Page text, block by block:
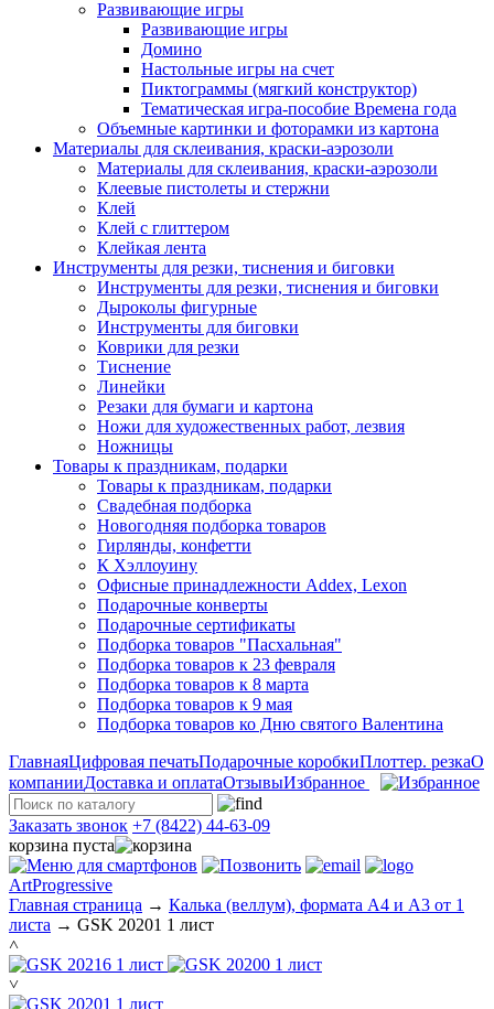
Развивающие игры
Развивающие игры
Домино
Настольные игры на счет
Пиктограммы (мягкий конструктор)
Тематическая игра-пособие Времена года
Объемные картинки и фоторамки из картона
Материалы для склеивания, краски-аэрозоли
Материалы для склеивания, краски-аэрозоли
Клеевые пистолеты и стержни
Клей
Клей с глиттером
Клейкая лента
Инструменты для резки, тиснения и биговки
Инструменты для резки, тиснения и биговки
Дыроколы фигурные
Инструменты для биговки
Коврики для резки
Тиснение
Линейки
Резаки для бумаги и картона
Ножи для художественных работ, лезвия
Ножницы
Товары к праздникам, подарки
Товары к праздникам, подарки
Свадебная подборка
Новогодняя подборка товаров
Гирлянды, конфетти
К Хэллоуину
Офисные принадлежности Addex, Lexon
Подарочные конверты
Подарочные сертификаты
Подборка товаров "Пасхальная"
Подборка товаров к 23 февраля
Подборка товаров к 8 марта
Подборка товаров к 9 мая
Подборка товаров ко Дню святого Валентина
ГлавнаяЦифровая печатьПодарочные коробкиПлоттер. резкаО
компанииДоставка и оплатаОтзывыИзбранное
Заказать звонок +7 (8422) 44-63-09
корзина пуста
ArtProgressive
Главная страница → Калька (веллум), формата А4 и А3 от 1
листа → GSK 20201 1 лист
˄
˅